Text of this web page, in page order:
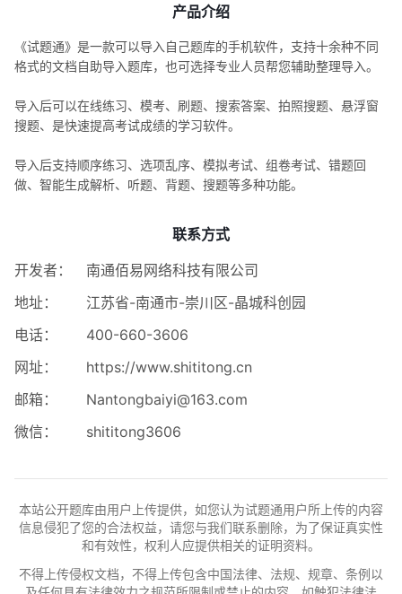
产品介绍
《试题通》是一款可以导入自己题库的手机软件，支持十余种不同
格式的文档自助导入题库，也可选择专业人员帮您辅助整理导入。
导入后可以在线练习、模考、刷题、搜索答案、拍照搜题、悬浮窗
搜题、是快速提高考试成绩的学习软件。
导入后支持顺序练习、选项乱序、模拟考试、组卷考试、错题回
做、智能生成解析、听题、背题、搜题等多种功能。
联系方式
开发者：
南通佰易网络科技有限公司
地址：
江苏省-南通市-崇川区-晶城科创园
电话：
400-660-3606
网址：
https://www.shititong.cn
邮箱：
Nantongbaiyi@163.com
微信：
shititong3606
本站公开题库由用户上传提供，如您认为试题通用户所上传的内容
信息侵犯了您的合法权益，请您与我们联系删除，为了保证真实性
和有效性，权利人应提供相关的证明资料。
不得上传侵权文档，不得上传包含中国法律、法规、规章、条例以